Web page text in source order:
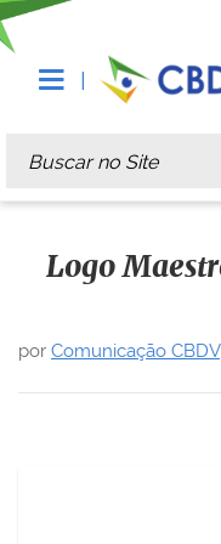
Busca
Busca Avançada…
Logo
por Comunicação CBDV